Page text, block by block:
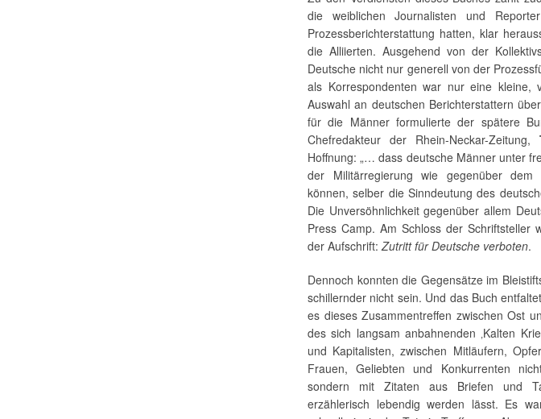
die weiblichen Journalisten und
Prozessberichterstattung hatten, klar
die Alliierten. Ausgehend von der
Deutsche nicht nur generell von der
als Korrespondenten war nur eine kleine,
Auswahl an deutschen Berichterstattern
für die Männer formulierte der spätere
Chefredakteur der Rhein-Neckar-Zeitung,
Hoffnung: „… dass deutsche Männer unter
der Militärregierung wie gegenüber dem
können, selber die Sinndeutung des
Die Unversöhnlichkeit gegenüber allem
Press Camp. Am Schloss der Schriftsteller
der Aufschrift: Zutritt für Deutsche verboten.
Dennoch konnten die Gegensätze im
schillernder nicht sein. Und das Buch
es dieses Zusammentreffen zwischen Ost
des sich langsam anbahnenden ‚Kalten
und Kapitalisten, zwischen Mitläufern,
Frauen, Geliebten und Konkurrenten
sondern mit Zitaten aus Briefen und
erzählerisch lebendig werden lässt. Es